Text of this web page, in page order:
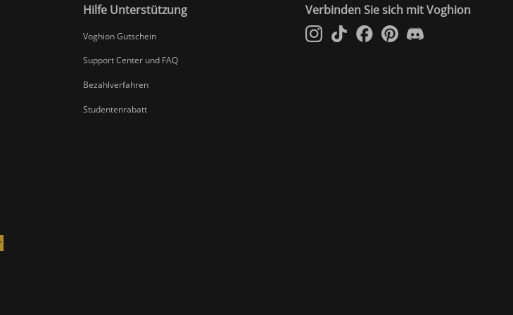
Hilfe Unterstützung
Voghion Gutschein
Support Center und FAQ
Bezahlverfahren
Studentenrabatt
Verbinden Sie sich mit Voghion